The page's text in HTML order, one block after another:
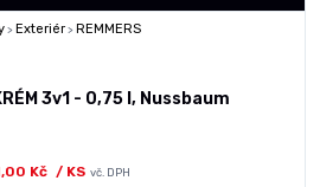
> Exteriér> REMMERS
3v1 - 0,75 l, Nussbaum
Kč / KS vč. DPH